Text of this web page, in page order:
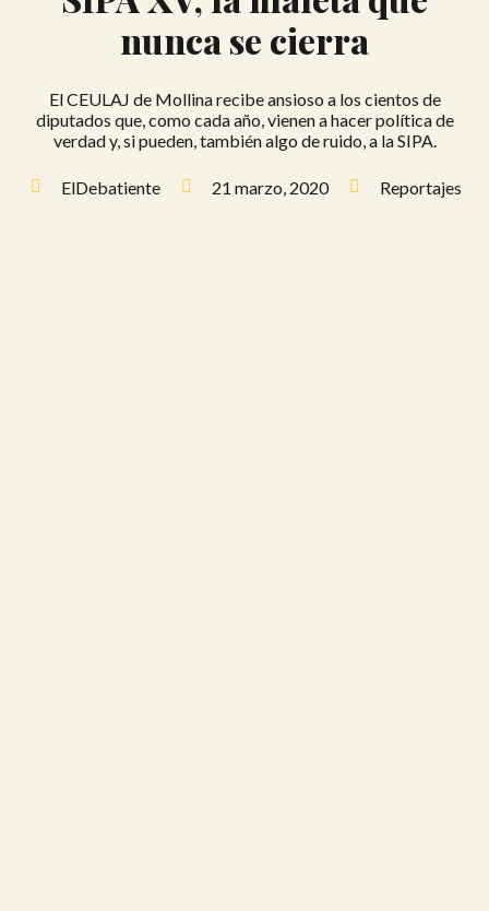
nunca se cierra
El CEULAJ de Mollina recibe ansioso a los cientos de
diputados que, como cada año, vienen a hacer política de
verdad y, si pueden, también algo de ruido, a la SIPA.
ElDebatiente 21 marzo, 2020 Reportajes